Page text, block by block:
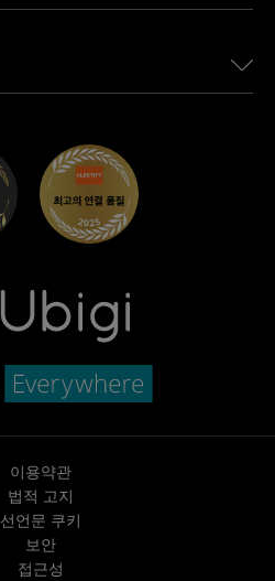
이용약관
법적 고지
선언문 쿠키
보안
접근성